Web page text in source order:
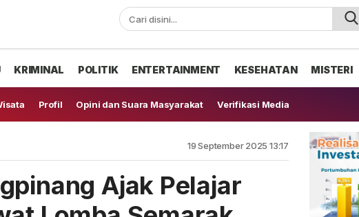
KRIMINAL POLITIK ENTERTAINMENT KESEHATAN MISTERI
Profil Opini dan Suara Masyarakat Verifikasi Media
19 September 2025 13:17
Ajak Pelajar